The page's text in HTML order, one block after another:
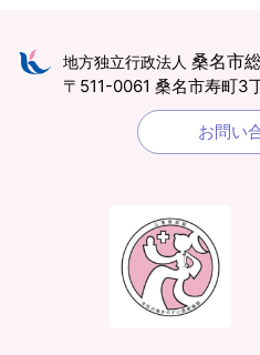
地方独立行政法人 桑名市
〒511-0061 桑名市寿町3
お問い